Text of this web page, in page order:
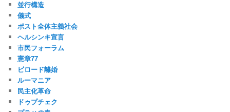
並行構造
儀式
ポスト全体主義社会
ヘルシンキ宣言
市民フォーラム
憲章77
ビロード離婚
ルーマニア
民主化革命
ドゥプチェク